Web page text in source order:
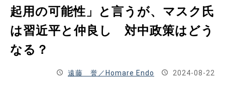
ENGLISH
JAPANESE
基本操作
起用の可能性」と言うが、マスク氏
は習近平と仲良し 対中政策はどう
なる？
遠藤 誉／Homare Endo 2024-08-22